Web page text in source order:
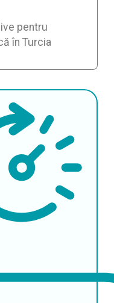
pentru
în Turcia